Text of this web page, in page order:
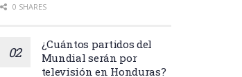
0 SHARES
¿Cuántos partidos del
Mundial serán por
televisión en Honduras?